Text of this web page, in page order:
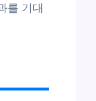
를 기대